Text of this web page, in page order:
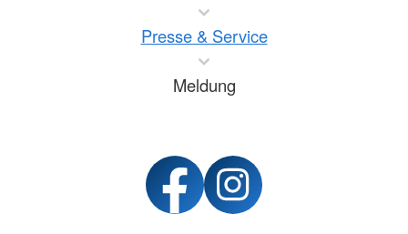
Presse & Service
Meldung